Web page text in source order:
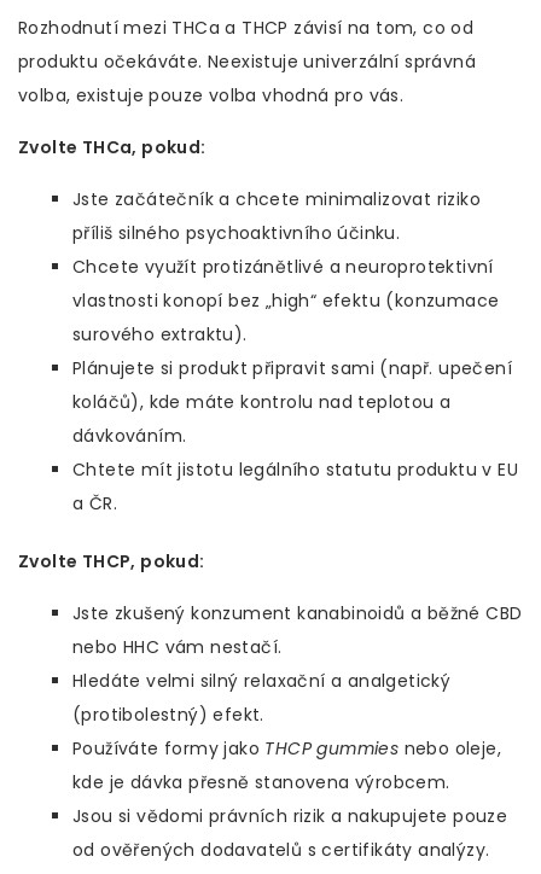
Rozhodnutí mezi THCa a THCP závisí na tom, co od
produktu očekáváte. Neexistuje univerzální správná
volba, existuje pouze volba vhodná pro vás.
Zvolte THCa, pokud:
Jste začátečník a chcete minimalizovat riziko
příliš silného psychoaktivního účinku.
Chcete využít protizánětlivé a neuroprotektivní
vlastnosti konopí bez „high“ efektu (konzumace
surového extraktu).
Plánujete si produkt připravit sami (např. upečení
koláčů), kde máte kontrolu nad teplotou a
dávkováním.
Chtete mít jistotu legálního statutu produktu v EU
a ČR.
Zvolte THCP, pokud:
Jste zkušený konzument kanabinoidů a běžné CBD
nebo HHC vám nestačí.
Hledáte velmi silný relaxační a analgetický
(protibolestný) efekt.
Používáte formy jako THCP gummies nebo oleje,
kde je dávka přesně stanovena výrobcem.
Jsou si vědomi právních rizik a nakupujete pouze
od ověřených dodavatelů s certifikáty analýzy.